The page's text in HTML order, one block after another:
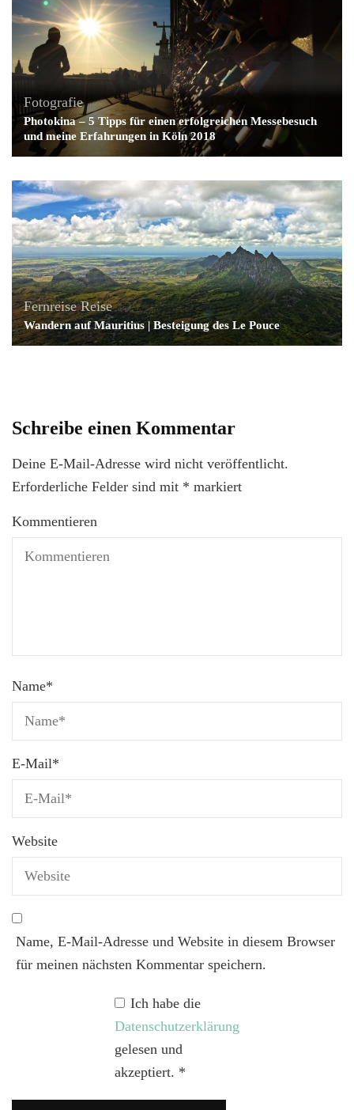
Fotografie
Photokina – 5 Tipps für einen erfolgreichen Messebesuch
und meine Erfahrungen in Köln 2018
Fernreise Reise
Wandern auf Mauritius | Besteigung des Le Pouce
Schreibe einen Kommentar
Deine E-Mail-Adresse wird nicht veröffentlicht.
Erforderliche Felder sind mit * markiert
Kommentieren
Name*
E-Mail*
Website
Name, E-Mail-Adresse und Website in diesem Browser
für meinen nächsten Kommentar speichern.
Ich habe die
Datenschutzerklärung
gelesen und
akzeptiert. *